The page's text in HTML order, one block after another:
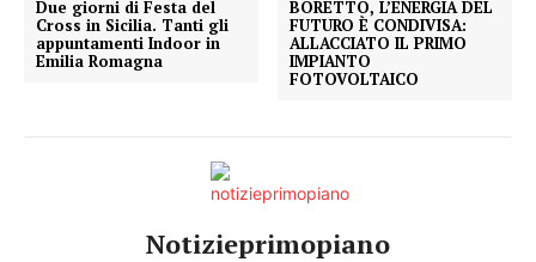
Menu
Due giorni di Festa del
Cross in Sicilia. Tanti gli
appuntamenti Indoor in
Emilia Romagna
BORETTO, L’ENERGIA DEL
FUTURO È CONDIVISA:
ALLACCIATO IL PRIMO
IMPIANTO
FOTOVOLTAICO
Notizieprimopiano